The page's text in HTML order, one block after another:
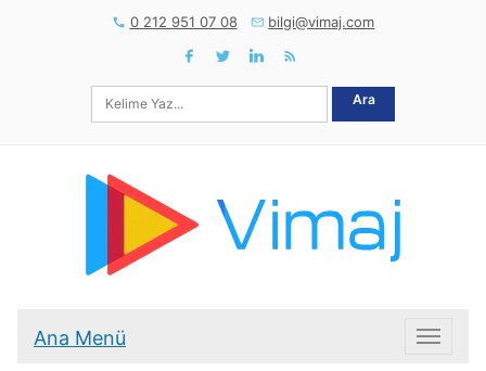
0 212 951 07 08 bilgi@vimaj.com
Ara
Ana Menü Ana